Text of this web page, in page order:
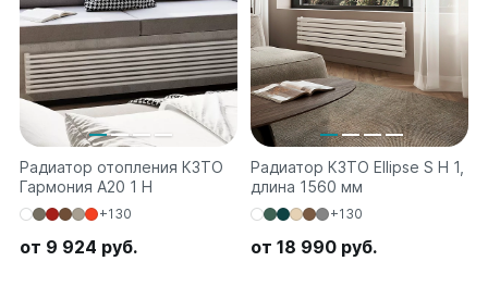
Радиатор отопления КЗТО
Гармония А20 1 H
+130
от 9 924 руб.
Радиатор КЗТО Ellipse S H 1,
длина 1560 мм
+130
от 18 990 руб.